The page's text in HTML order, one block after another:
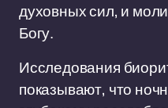
духовных сил, и
Богу.
Исследования
показывают, что